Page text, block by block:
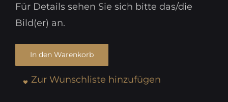
Für Details sehen Sie sich bitte das/die
Bild(er) an.
In den Warenkorb
Zur Wunschliste hinzufügen